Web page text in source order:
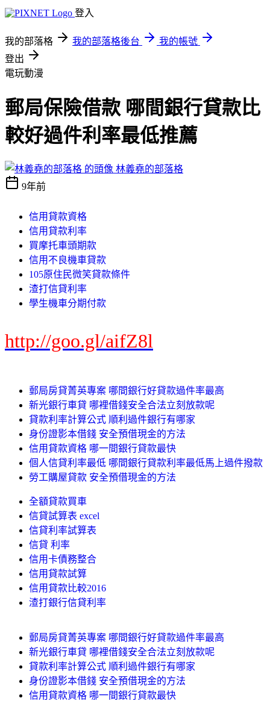
登入
我的部落格 我的部落格後台
我的帳號
登出
電玩動漫
郵局保險借款 哪間銀行貸款比
較好過件利率最低推薦
林義堯的部落格
9年前
信用貸款資格
信用貸款利率
買摩托車頭期款
信用不良機車貸款
105原住民微笑貸款條件
渣打信貸利率
學生機車分期付款
http://goo.gl/aifZ8l
郵局房貸菁英專案 哪間銀行好貸款過件率最高
新光銀行車貸 哪裡借錢安全合法立刻放款呢
貸款利率計算公式 順利過件銀行有哪家
身份證影本借錢 安全預借現金的方法
信用貸款資格 哪一間銀行貸款最快
個人信貸利率最低 哪間銀行貸款利率最低馬上過件撥款
勞工購屋貸款 安全預借現金的方法
全額貸款買車
信貸試算表 excel
信貸利率試算表
信貸 利率
信用卡債務整合
信用貸款試算
信用貸款比較2016
渣打銀行信貸利率
郵局房貸菁英專案 哪間銀行好貸款過件率最高
新光銀行車貸 哪裡借錢安全合法立刻放款呢
貸款利率計算公式 順利過件銀行有哪家
身份證影本借錢 安全預借現金的方法
信用貸款資格 哪一間銀行貸款最快